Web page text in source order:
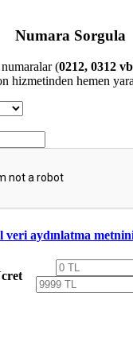
Numara Sorgula
(0212, 0312
hizmetinden hemen
veri aydınlatma